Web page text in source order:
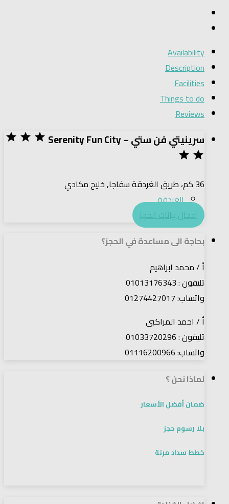
Availability
Description
Facilities
Things to do
Reviews
سرينيتي فن ستي – Serenity Fun City 




36 كم، طريق الغردقة سفاجا, خليج مكادي
الغردقة
ادخال بيانات الحجز
بحاجة الى مساعدة في الحجز؟
أ / محمد ابراهيم
تليفون : 01013176343
واتساب: 01274427017
أ / احمد المراكبى
تليفون : 01033720296
واتساب: 01116200966
لماذا نحن ؟
ضمان أفضل الأسعار
بلا رسوم حجز
خطط سداد مرنة